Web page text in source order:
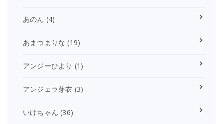
あのん (4)
あまつまりな (19)
アンジーひより (1)
アンジェラ芽衣 (3)
いけちゃん (36)